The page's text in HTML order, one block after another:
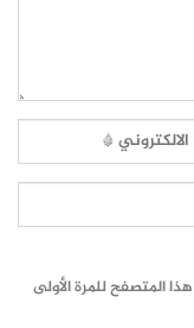
المتصفح للمرة الأولى